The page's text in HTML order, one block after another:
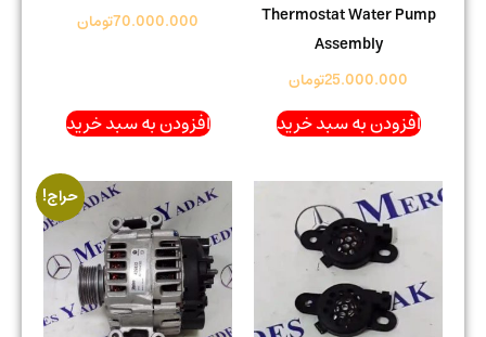
Thermostat Water Pump
Assembly
25.000.000تومان
افزودن به سبد خرید
70.000.000تومان
افزودن به سبد خرید
حراج!